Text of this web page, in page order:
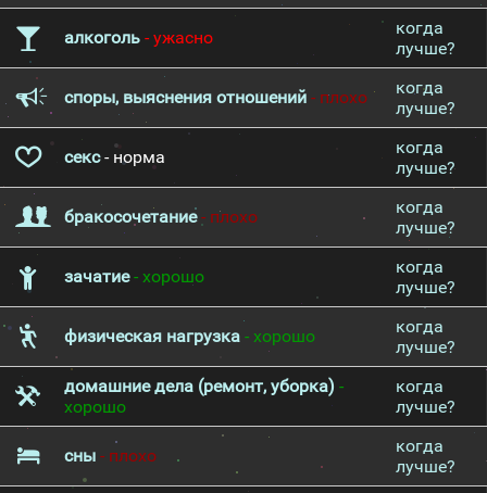
алкоголь - ужасно
когда
лучше?
споры, выяснения отношений - плохо
когда
лучше?
секс- норма
когда
лучше?
бракосочетание- плохо
когда
лучше?
зачатие- хорошо
когда
лучше?
физическая нагрузка - хорошо
когда
лучше?
домашние дела (ремонт, уборка) -
хорошо
когда
лучше?
сны - плохо
когда
лучше?